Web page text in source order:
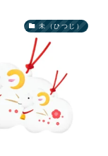
未（ひつじ）